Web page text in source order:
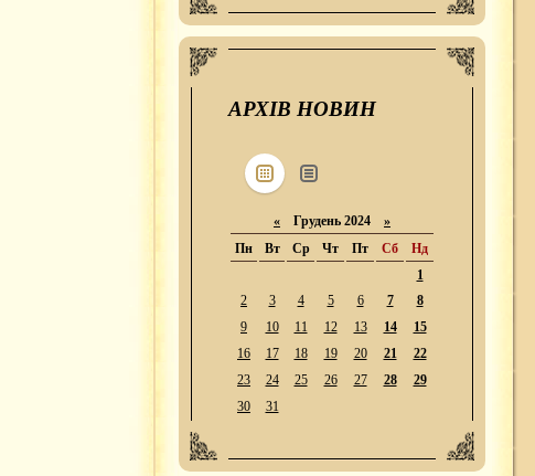
АРХІВ НОВИН
« Грудень 2024 »
Пн
Вт Ср Чт Пт Сб
Нд
1
2
3 4 5 6 7
8
9
10 11 12 13 14
15
16
17 18 19 20 21
22
23
24 25 26 27 28
29
30
31